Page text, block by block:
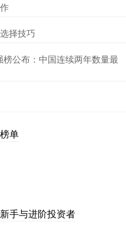
择技巧
公布：中国连续两年数量最
单
手与进阶投资者